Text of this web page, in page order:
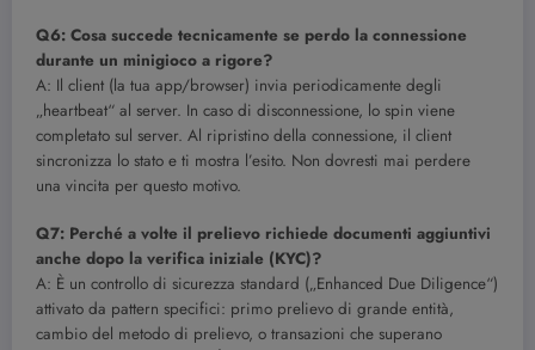
Q6: Cosa succede tecnicamente se perdo la connessione
durante un minigioco a rigore?
A: Il client (la tua app/browser) invia periodicamente degli
„heartbeat“ al server. In caso di disconnessione, lo spin viene
completato sul server. Al ripristino della connessione, il client
sincronizza lo stato e ti mostra l’esito. Non dovresti mai perdere
una vincita per questo motivo.
Q7: Perché a volte il prelievo richiede documenti aggiuntivi
anche dopo la verifica iniziale (KYC)?
A: È un controllo di sicurezza standard („Enhanced Due Diligence“)
attivato da pattern specifici: primo prelievo di grande entità,
cambio del metodo di prelievo, o transazioni che superano